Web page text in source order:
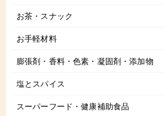
お茶・スナック
お手軽材料
膨張剤・香料・色素・凝固剤・添加物
塩とスパイス
スーパーフード・健康補助食品